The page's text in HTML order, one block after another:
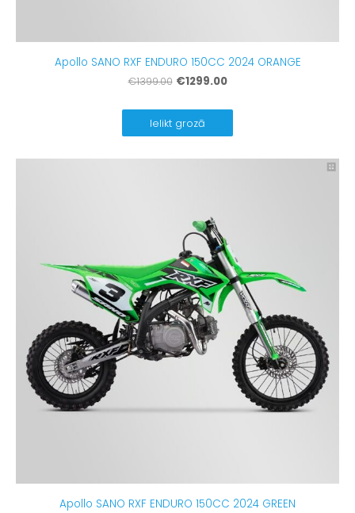
Apollo SANO RXF ENDURO 150CC 2024 ORANGE
€1399.00 €1299.00
Ielikt grozā
Apollo SANO RXF ENDURO 150CC 2024 GREEN